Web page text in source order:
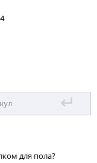
↵
для пола?